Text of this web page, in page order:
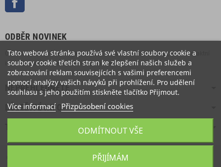
ODBĚR NOVINEK
Odběr novinek můžete kdykoliv zrušit. Pokud to chcete udělat, naše kontaktní
informace naleznete v právním oznámení.
NEPŘEHLÉDNĚTE
DŮLEŽITÉ INFO
Tato webová stránka používá své vlastní soubory cookie a
soubory cookie třetích stran ke zlepšení našich služeb a
zobrazování reklam souvisejících s vašimi preferencemi
pomocí analýzy vašich návyků při prohlížení. Pro udělení
souhlasu s jeho použitím stiskněte tlačítko Přijmout.
Více informací Přizpůsobení cookies
ODMÍTNOUT VŠE
PŘIJÍMÁM
Copyright Brnoalarm.cz © 2022 | Všechna práva vyhrazena